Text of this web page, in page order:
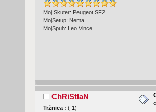
Moj Skuter: Peugeot SF2
MojSetup: Nema
MojSpuh: Leo Vince
ChRiStIaN
Tržnica : (-1)
«